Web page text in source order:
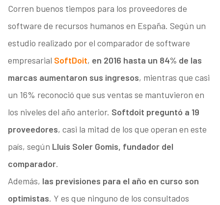
Corren buenos tiempos para los proveedores de
software de recursos humanos en España. Según un
estudio realizado por el comparador de software
empresarial SoftDoit, en 2016 hasta un 84% de las
marcas aumentaron sus ingresos, mientras que casi
un 16% reconoció que sus ventas se mantuvieron en
los niveles del año anterior. Softdoit preguntó a 19
proveedores, casi la mitad de los que operan en este
país, según Lluis Soler Gomis, fundador del
comparador.
Además, las previsiones para el año en curso son
optimistas. Y es que ninguno de los consultados